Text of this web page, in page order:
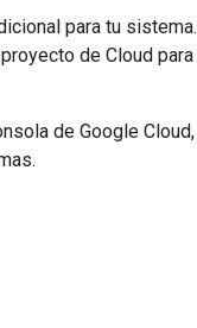
para tu sistema.
de Cloud para
de Google Cloud,